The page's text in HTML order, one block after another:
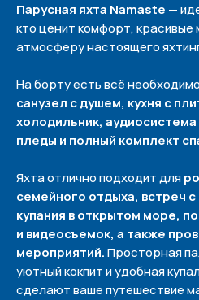
Парусная яхта Namaste —
кто ценит комфорт, красивые
атмосферу настоящего
На борту есть всё
санузел с душем, кухня с
холодильник,
пледы и полный комплект
Яхта отлично подходит для
семейного отдыха, встреч
купания в открытом море,
и видеосъемок, а также
мероприятий.Просторная
уютный кокпит и удобная
сделают ваше путешествие